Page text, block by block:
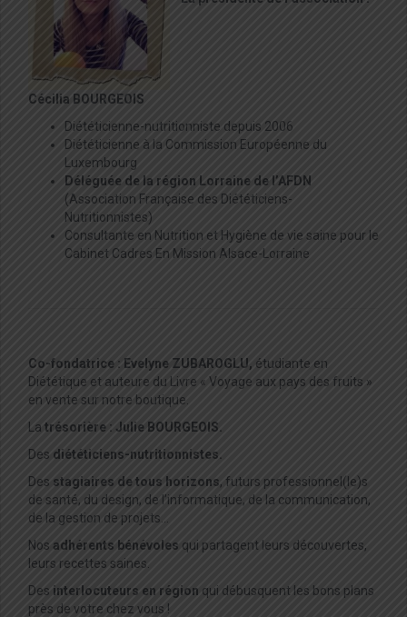
Cécilia BOURGEOIS
Diététicienne-nutritionniste depuis 2006
Diététicienne à la Commission Européenne du
Luxembourg
Déléguée de la région Lorraine de l’AFDN
(Association Française des Diététiciens-
Nutritionnistes)
Consultante en Nutrition et Hygiène de vie saine pour le
Cabinet Cadres En Mission Alsace-Lorraine
Co-fondatrice : Evelyne ZUBAROGLU, étudiante en
Diététique et auteure du Livre « Voyage aux pays des fruits »
en vente sur notre boutique.
La trésorière : Julie BOURGEOIS.
Des diététiciens-nutritionnistes.
Des stagiaires de tous horizons, futurs professionnel(le)s
de santé, du design, de l’informatique, de la communication,
de la gestion de projets…
Nos adhérents bénévoles qui partagent leurs découvertes,
leurs recettes saines.
Des interlocuteurs en région qui débusquent les bons plans
près de votre chez vous !